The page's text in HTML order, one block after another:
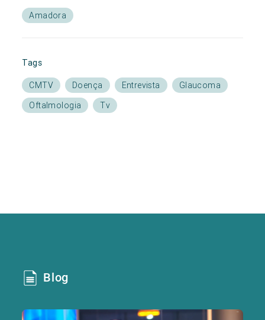
Amadora
Tags
CMTV Doença Entrevista
Glaucoma
Oftalmologia
Tv
Blog